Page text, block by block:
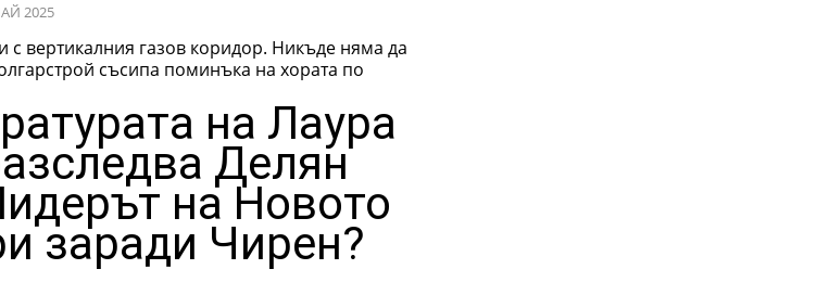
2025
с вертикалния газов коридор. Никъде няма да
съсипа поминъка на хората по
на Лаура
Делян
на Новото
заради Чирен?